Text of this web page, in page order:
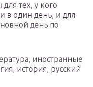
тех, у кого
в один день, и для
день по
иностранные
история, русский